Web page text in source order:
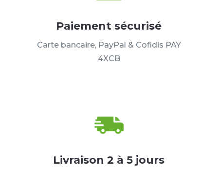
Paiement sécurisé
Carte bancaire, PayPal & Cofidis PAY
4XCB
Livraison 2 à 5 jours